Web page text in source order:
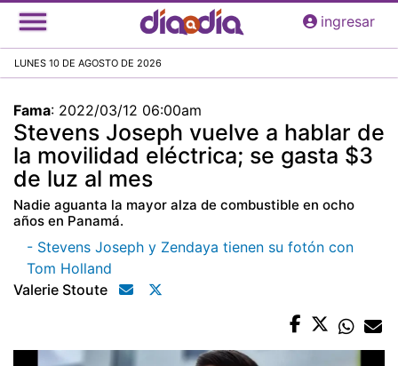
Pasar
al
principal
ingresar
LUNES 10 DE AGOSTO DE 2026
Fama: 2022/03/12 06:00am
Stevens Joseph vuelve a hablar de
la movilidad eléctrica; se gasta $3
de luz al mes
Nadie aguanta la mayor alza de combustible en ocho
años en Panamá.
- Stevens Joseph y Zendaya tienen su fotón con
Tom Holland
Valerie Stoute